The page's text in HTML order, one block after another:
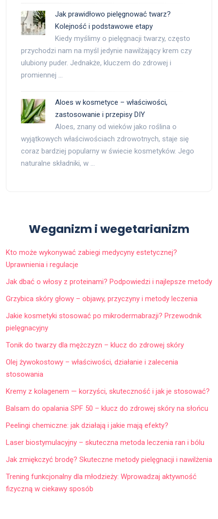
Jak prawidłowo pielęgnować twarz?
Kolejność i podstawowe etapy
Kiedy myślimy o pielęgnacji twarzy, często
przychodzi nam na myśl jedynie nawilżający krem czy
ulubiony puder. Jednakże, kluczem do zdrowej i
promiennej …
Aloes w kosmetyce – właściwości,
zastosowanie i przepisy DIY
Aloes, znany od wieków jako roślina o
wyjątkowych właściwościach zdrowotnych, staje się
coraz bardziej popularny w świecie kosmetyków. Jego
naturalne składniki, w …
Weganizm i wegetarianizm
Kto może wykonywać zabiegi medycyny estetycznej?
Uprawnienia i regulacje
Jak dbać o włosy z proteinami? Podpowiedzi i najlepsze metody
Grzybica skóry głowy – objawy, przyczyny i metody leczenia
Jakie kosmetyki stosować po mikrodermabrazji? Przewodnik
pielęgnacyjny
Tonik do twarzy dla mężczyzn – klucz do zdrowej skóry
Olej żywokostowy – właściwości, działanie i zalecenia
stosowania
Kremy z kolagenem — korzyści, skuteczność i jak je stosować?
Balsam do opalania SPF 50 – klucz do zdrowej skóry na słońcu
Peelingi chemiczne: jak działają i jakie mają efekty?
Laser biostymulacyjny – skuteczna metoda leczenia ran i bólu
Jak zmiękczyć brodę? Skuteczne metody pielęgnacji i nawilżenia
Trening funkcjonalny dla młodzieży: Wprowadzaj aktywność
fizyczną w ciekawy sposób